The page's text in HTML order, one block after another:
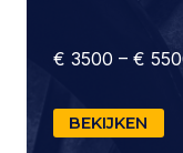
€ 3500 – €
BEKIJKEN